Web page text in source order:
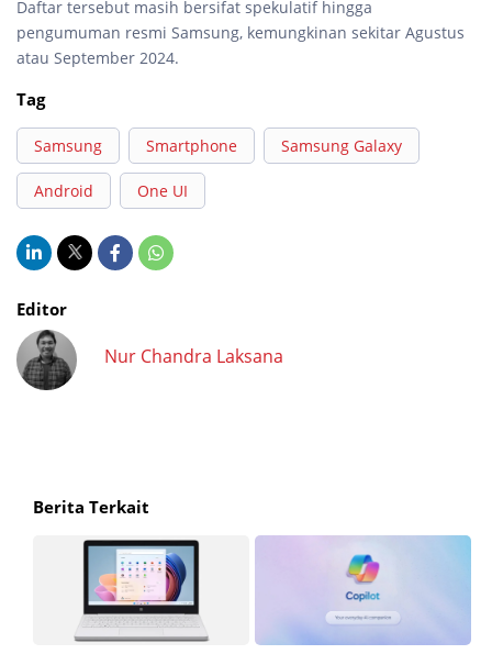
Daftar tersebut masih bersifat spekulatif hingga
pengumuman resmi Samsung, kemungkinan sekitar Agustus
atau September 2024.
Tag
Samsung Smartphone Samsung Galaxy
Android One UI
Editor
Nur Chandra Laksana
Berita Terkait